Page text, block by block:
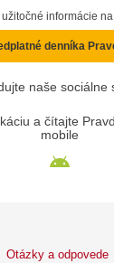
informácie
denníka
naše sociálne
a čítajte
mobile
Otázky a odpovede